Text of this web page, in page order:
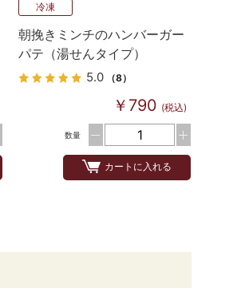
冷凍
朝挽きミンチのハンバーガー
パテ（湯せんタイプ）
5.0 （8）
￥790 (税込)
数量
カートに入れる